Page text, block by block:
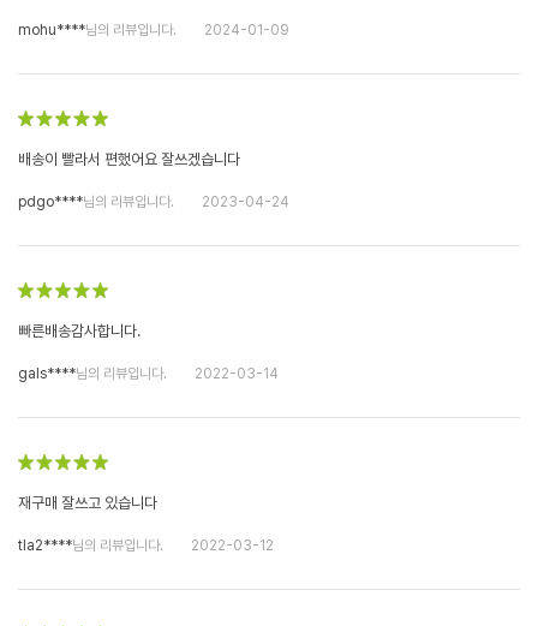
mohu****님의 리뷰입니다. 2024-01-09
배송이 빨라서 편했어요 잘쓰겠습니다
pdgo****님의 리뷰입니다. 2023-04-24
빠른배송감사합니다.
gals****님의 리뷰입니다. 2022-03-14
재구매 잘쓰고 있습니다
tla2****님의 리뷰입니다. 2022-03-12